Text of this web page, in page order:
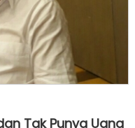
Tak Punya Uang